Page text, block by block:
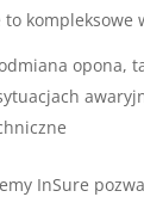
opona,
InSure